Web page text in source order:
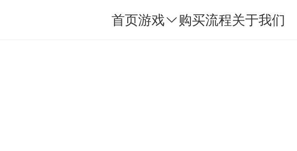
首页游戏 购买流程关于我们